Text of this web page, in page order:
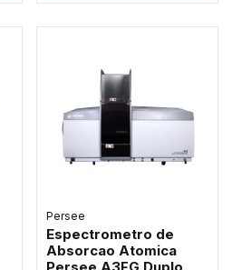
Persee
Espectrometro de
Absorcao Atomica